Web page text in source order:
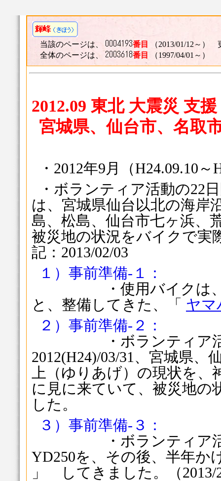
当該のページは、 番目
（2013/01/12～）
全体のページは、
番目 （1997/04/01～）
2012.09 東北 大震災 支
宮城県、仙台市、名取
・2012年9月（H24.09.10
・ボランティア活動の22
は、宮城県仙台以北の海岸
島、松島、仙台市七ヶ浜、
被災地の状況をバイクで
記：2013/02/03
１）事前準備-１：
・使用バイクは、購
と、整備してきた、「 ヤ
２）事前準備-２：
・ボランティア活
2012(H24)/03/31、宮城県、
上（ゆりあげ）の現状を
に見に来ていて、被災地の
した。
３）事前準備-３：
・ボランティア活動
YD250を、その後、半年か
」 してきました。（2013/